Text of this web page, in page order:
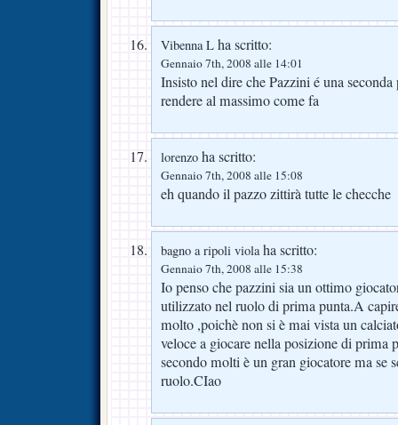
Vibenna L ha scritto:
Gennaio 7th, 2008 alle 14:01
Insisto nel dire che Pazzini é una
rendere al massimo come fa
lorenzo ha scritto:
Gennaio 7th, 2008 alle 15:08
eh quando il pazzo zittirà tutte le checche
bagno a ripoli violaha scritto:
Gennaio 7th, 2008 alle 15:38
Io penso che pazzini sia un ottimo
utilizzato nel ruolo di prima punta.A
molto ,poichè non si è mai vista un
veloce a giocare nella posizione di prima
secondo molti è un gran giocatore ma se
ruolo.CIao